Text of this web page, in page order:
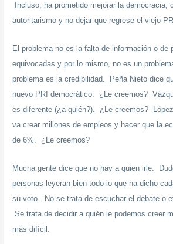
Incluso, ha prometido mejorar la democracia,
autoritarismo y no dejar que regrese el viejo
El problema no es la falta de información o de
equivocadas y por lo mismo, no es un
problema es la credibilidad. Peña Nieto dice
nuevo PRI democrático. ¿Le creemos?
es diferente (¿a quién?). ¿Le creemos?
va crear millones de empleos y hacer que la
de 6%. ¿Le creemos?
Mucha gente dice que no hay a quien irle.
personas leyeran bien todo lo que ha dicho
su voto. No se trata de escuchar el debate o
Se trata de decidir a quién le podemos creer
más difícil.